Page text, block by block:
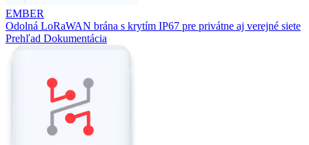
EMBER
Odolná LoRaWAN brána s krytím IP67 pre privátne aj verejné siete
Prehľad Dokumentácia